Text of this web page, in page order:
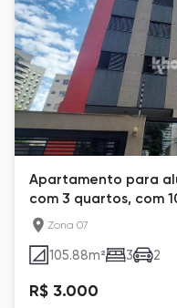
Apartamento para
com 3 quartos, com
Boulevard
Zona 07
105.88m² 3 2
R$ 3.000